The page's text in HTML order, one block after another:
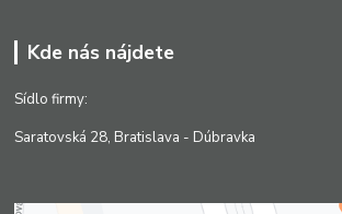
Kde nás nájdete
Sídlo firmy:
Saratovská 28, Bratislava - Dúbravka